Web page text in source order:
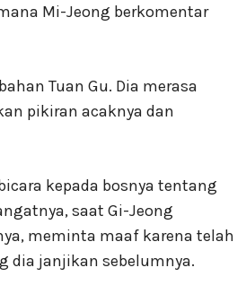
Mi-Jeong berkomentar
Tuan Gu. Dia merasa
pikiran acaknya dan
kepada bosnya tentang
saat Gi-Jeong
meminta maaf karena telah
dia janjikan sebelumnya.